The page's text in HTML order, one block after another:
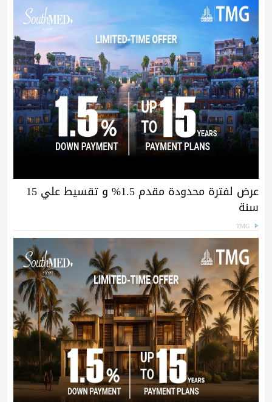
عرض لفترة محدودة مقدم 1.5% و تقسيط علي 15
سنة
TMG